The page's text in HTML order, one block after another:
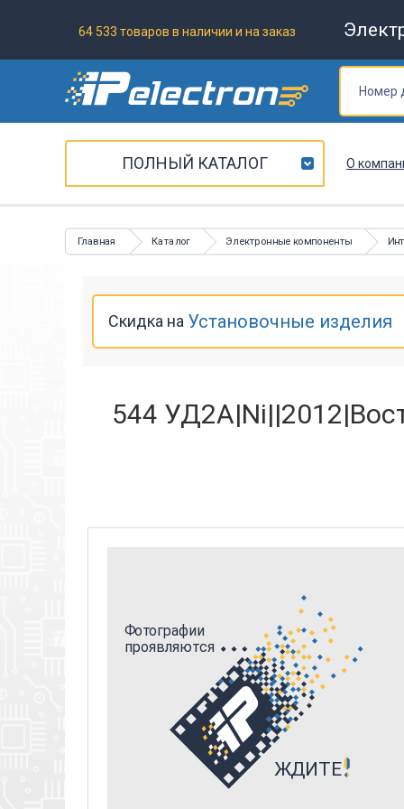
64 533 товаров в наличии и на заказ
ПОЛНЫЙ КАТАЛОГ О
Главная Каталог Электронные компоненты
Скидка на Установочные изделия
544